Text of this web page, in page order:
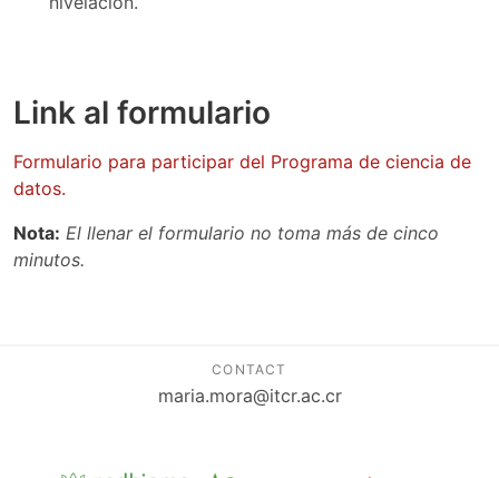
Link al formulario
Formulario para participar del Programa de ciencia de
datos.
Nota: El llenar el formulario no toma más de cinco
minutos.
CONTACT
maria.mora@itcr.ac.cr